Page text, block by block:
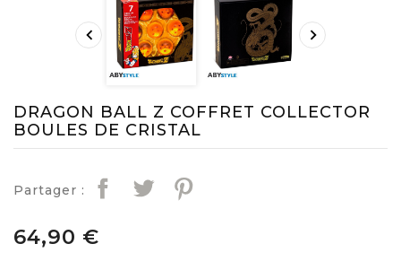
 
DRAGON BALL Z COFFRET COLLECTOR
BOULES DE CRISTAL
Partager :
64,90 €